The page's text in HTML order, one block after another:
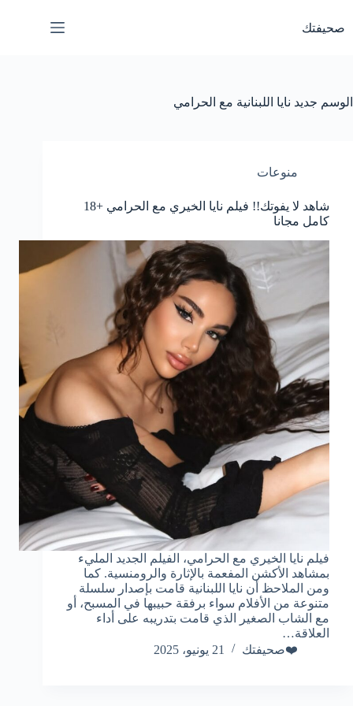
المحتوى
صحيفتك
الوسم جديد نايا اللبنانية مع الحرامي
منوعات
شاهد لا يفوتك!! فيلم نايا الخيري مع الحرامي +18
كامل مجانا
فيلم نايا الخيري مع الحرامي، الفيلم الجديد المليء
بمشاهد الأكشن المفعمة بالإثارة والرومنسية. كما
ومن الملاحظ أن نايا اللبنانية قامت بإصدار سلسلة
متنوعة من الأفلام سواء برفقة حبيبها في المسبح، أو
مع الشاب الصغير الذي قامت بتدريبه على أداء
العلاقة…
❤️صحيفتك
21 يونيو، 2025